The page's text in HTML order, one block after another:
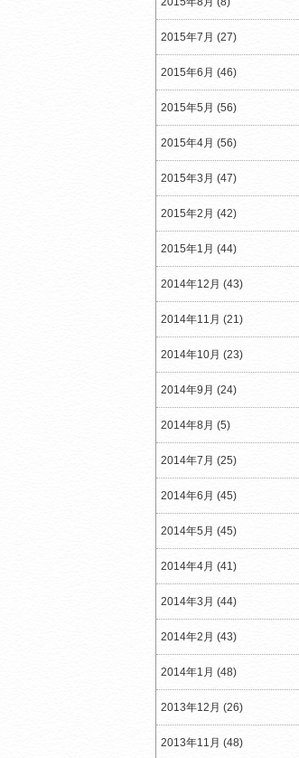
2015年7月 (27)
2015年6月 (46)
2015年5月 (56)
2015年4月 (56)
2015年3月 (47)
2015年2月 (42)
2015年1月 (44)
2014年12月 (43)
2014年11月 (21)
2014年10月 (23)
2014年9月 (24)
2014年8月 (5)
2014年7月 (25)
2014年6月 (45)
2014年5月 (45)
2014年4月 (41)
2014年3月 (44)
2014年2月 (43)
2014年1月 (48)
2013年12月 (26)
2013年11月 (48)